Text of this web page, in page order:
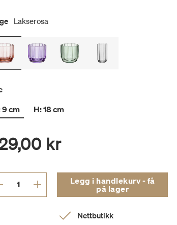
Lakserosa
9 cm
H: 18 cm
kr
Legg i handlekurv - få
på lager
Nettbutikk